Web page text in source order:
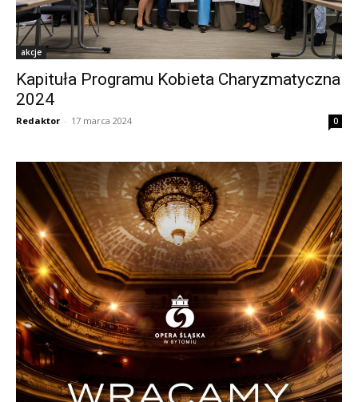
akcje
Kapituła Programu Kobieta Charyzmatyczna
2024
Redaktor - 17 marca 2024 0